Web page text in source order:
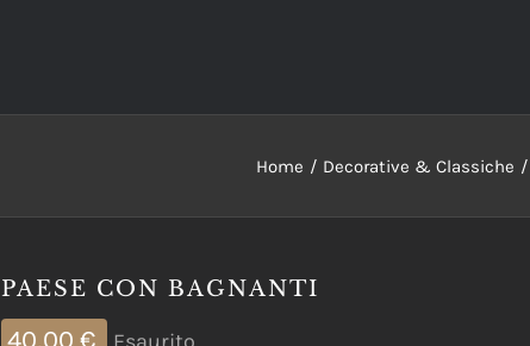
Home Decorative & Classiche
PAESE CON BAGNANTI